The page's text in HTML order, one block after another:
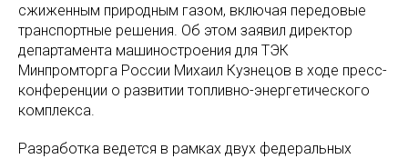
сжиженным природным газом, включая передовые
транспортные решения. Об этом заявил директор
департамента машиностроения для ТЭК
Минпромторга России Михаил Кузнецов в ходе пресс-
конференции о развитии топливно-энергетического
комплекса.
Разработка ведется в рамках двух федеральных